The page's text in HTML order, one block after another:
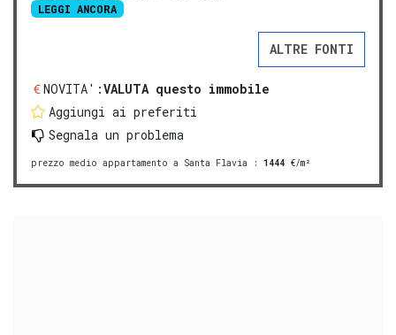
LEGGI ANCORA
ALTRE FONTI
NOVITA':VALUTA questo immobile
Aggiungi ai preferiti
Segnala un problema
prezzo medio appartamento a Santa Flavia : 1444 €/m²